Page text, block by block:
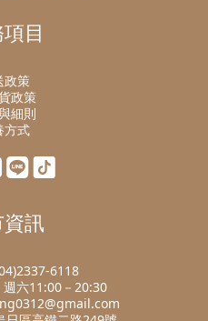
目
政策
政策
細則
方式
訊
6118
六11:00－20:30